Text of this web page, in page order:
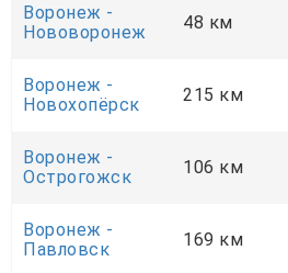
Воронеж -
Нововоронеж
48 км
Воронеж -
Новохопёрск
215 км
Воронеж -
Острогожск
106 км
Воронеж -
Павловск
169 км